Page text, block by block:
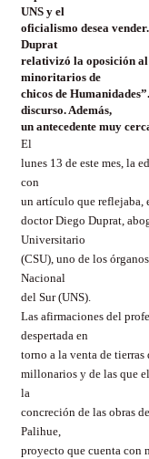
UNS y el
oficialismo desea
Duprat
relativizó la oposición
minoritarios de
chicos de
discurso. Además,
un antecedente muy
El
lunes 13 de este mes, la
con
un artículo que reflejaba,
doctor Diego Duprat,
Universitario
(CSU), uno de los
Nacional
del Sur (UNS).
Las afirmaciones del
despertada en
torno a la venta de
millonarios y de las que
la
concreción de las obras
Palihue,
proyecto que cuenta con